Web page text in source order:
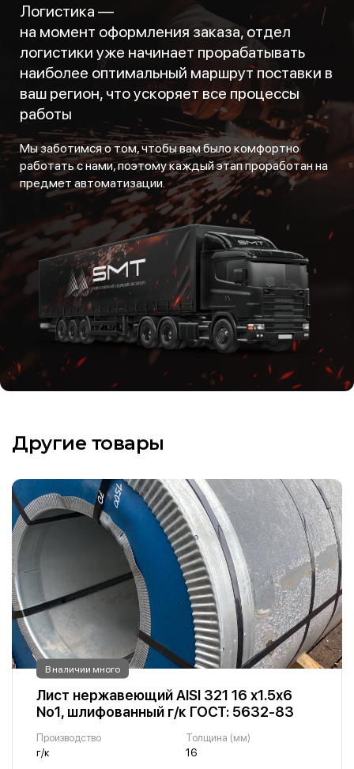
Логистика —
на момент оформления заказа, отдел
логистики уже начинает прорабатывать
наиболее оптимальный маршрут поставки в
ваш регион, что ускоряет все процессы
работы
Мы заботимся о том, чтобы вам было комфортно
работать с нами, поэтому каждый этап проработан на
предмет автоматизации.
Другие товары
В наличии много
Лист нержавеющий AISI 321 16 х1.5х6
No1, шлифованный г/к ГОСТ: 5632-83
Производство
г/к
Толщина (мм)
16